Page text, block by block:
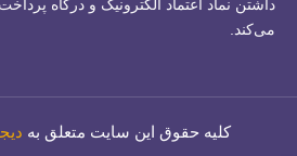
داشتن نماد اعتماد الکترونیک و درگاه
می‌کند.
کلیه حقوق این سایت متعلق به